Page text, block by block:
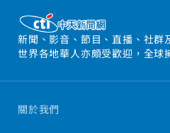
新聞、影音、節目、直播、社群
世界各地華人亦頗受歡迎，全球
關於我們